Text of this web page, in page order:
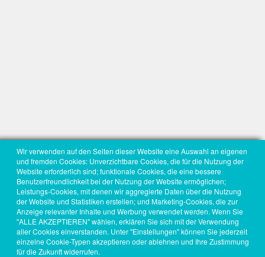
Wir verwenden auf den Seiten dieser Website eine Auswahl an eigenen
und fremden Cookies: Unverzichtbare Cookies, die für die Nutzung der
Website erforderlich sind; funktionale Cookies, die eine bessere
Benutzerfreundlichkeit bei der Nutzung der Website ermöglichen;
Leistungs-Cookies, mit denen wir aggregierte Daten über die Nutzung
der Website und Statistiken erstellen; und Marketing-Cookies, die zur
Anzeige relevanter Inhalte und Werbung verwendet werden. Wenn Sie
"ALLE AKZEPTIEREN" wählen, erklären Sie sich mit der Verwendung
aller Cookies einverstanden. Unter "Einstellungen" können Sie jederzeit
einzelne Cookie-Typen akzeptieren oder ablehnen und Ihre Zustimmung
für die Zukunft widerrufen.